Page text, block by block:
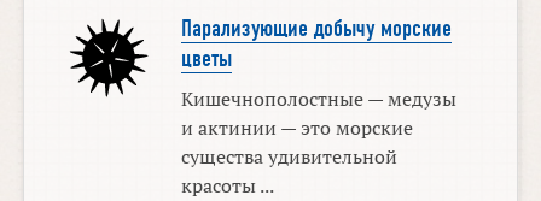
Парализующие добычу морские
цветы
Кишечнополостные — медузы
и актинии — это морские
существа удивительной
красоты ...